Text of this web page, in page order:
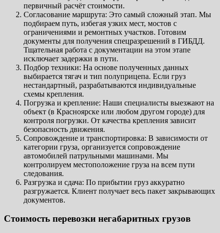
первичный расчёт стоимости.
Согласование маршрута: Это самый сложный этап. Мы
подбираем путь, избегая узких мест, мостов с
ограничениями и ремонтных участков. Готовим
документы для получения спецразрешений в ГИБДД.
Тщательная работа с документации на этом этапе
исключает задержки в пути.
Подбор техники: На основе полученных данных
выбирается тягач и тип полуприцепа. Если груз
нестандартный, разрабатываются индивидуальные
схемы крепления.
Погрузка и крепление: Наши специалисты выезжают на
объект (в Красноярске или любом другом городе) для
контроля погрузки. От качества крепления зависит
безопасность движения.
Сопровождение и транспортировка: В зависимости от
категории груза, организуется сопровождение
автомобилей патрульными машинами. Мы
контролируем местоположение груза на всем пути
следования.
Разгрузка и сдача: По прибытии груз аккуратно
разгружается. Клиент получает весь пакет закрывающих
документов.
Стоимость перевозки негабаритных грузов